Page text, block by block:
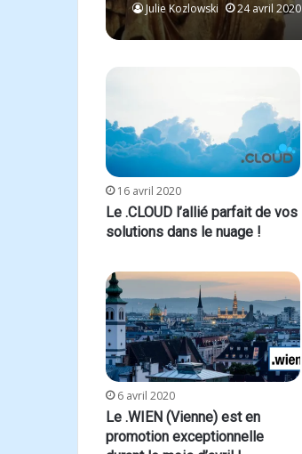
Julie Kozlowski 24 avril 2020
16 avril 2020
Le .CLOUD l’allié parfait de vos
solutions dans le nuage !
6 avril 2020
Le .WIEN (Vienne) est en
promotion exceptionnelle